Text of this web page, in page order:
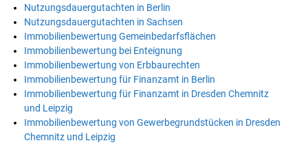
Nutzungsdauergutachten in Berlin
Nutzungsdauergutachten in Sachsen
Immobilienbewertung Gemeinbedarfsflächen
Immobilienbewertung bei Enteignung
Immobilienbewertung von Erbbaurechten
Immobilienbewertung für Finanzamt in Berlin
Immobilienbewertung für Finanzamt in Dresden Chemnitz
und Leipzig
Immobilienbewertung von Gewerbegrundstücken in Dresden
Chemnitz und Leipzig